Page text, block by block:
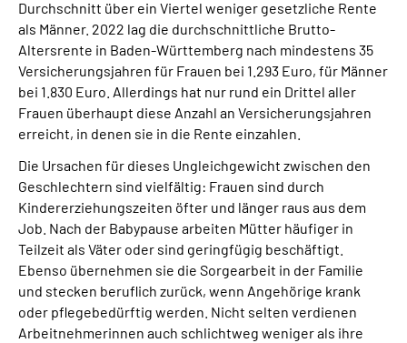
Mein Kundenportal
Durchschnitt über ein Viertel weniger gesetzliche Rente
als Männer. 2022 lag die durchschnittliche Brutto‐
Altersrente in Baden‐Württemberg nach mindestens 35
Versicherungsjahren für Frauen bei 1.293 Euro, für Männer
bei 1.830 Euro. Allerdings hat nur rund ein Drittel aller
Frauen überhaupt diese Anzahl an Versicherungsjahren
erreicht, in denen sie in die Rente einzahlen.
Die Ursachen für dieses Ungleichgewicht zwischen den
Geschlechtern sind vielfältig: Frauen sind durch
Kindererziehungszeiten öfter und länger raus aus dem
Job. Nach der Babypause arbeiten Mütter häufiger in
Teilzeit als Väter oder sind geringfügig beschäftigt.
Ebenso übernehmen sie die Sorgearbeit in der Familie
und stecken beruflich zurück, wenn Angehörige krank
oder pflegebedürftig werden. Nicht selten verdienen
Arbeitnehmerinnen auch schlichtweg weniger als ihre